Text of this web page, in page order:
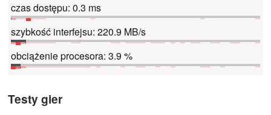
czas dostępu: 0.3 ms
szybkość interfejsu: 220.9 MB/s
obciążenie procesora: 3.9 %
Testy gier